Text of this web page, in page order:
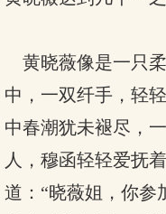
黄晓薇像是一只
中，一双纤手，轻
中春潮犹未褪尽，
人，穆函轻轻爱抚
道：“晓薇姐，你参